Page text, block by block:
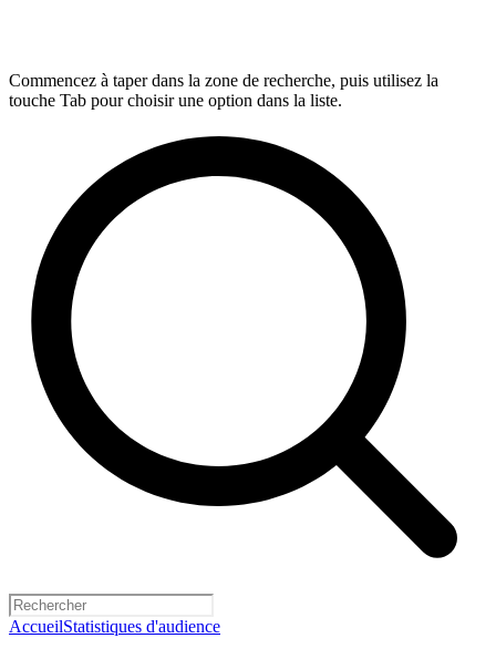
Commencez à taper dans la zone de recherche, puis utilisez la
touche Tab pour choisir une option dans la liste.
AccueilStatistiques d'audience